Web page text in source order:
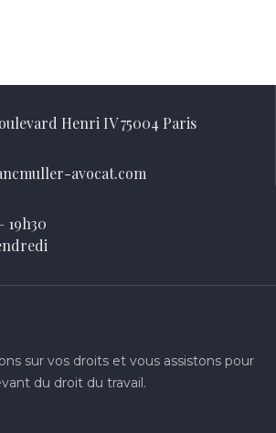
Henri IV 75004 Paris
avocat.com
19h30
sur vos droits et vous assistons pour
du droit du travail.